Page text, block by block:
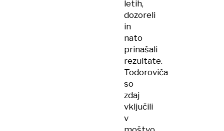
letih,
dozoreli
in
nato
prinašali
rezultate.
Todorovića
so
zdaj
vključili
v